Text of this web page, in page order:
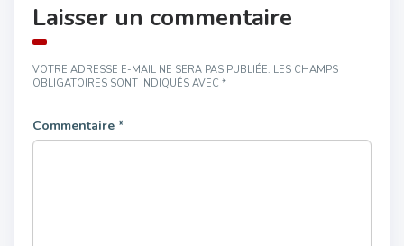
Laisser un commentaire
VOTRE ADRESSE E-MAIL NE SERA PAS PUBLIÉE. LES CHAMPS
OBLIGATOIRES SONT INDIQUÉS AVEC *
Commentaire *